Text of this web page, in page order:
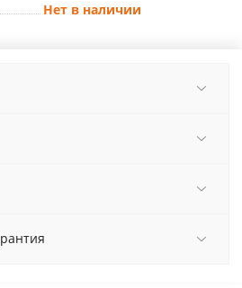
Нет в наличии